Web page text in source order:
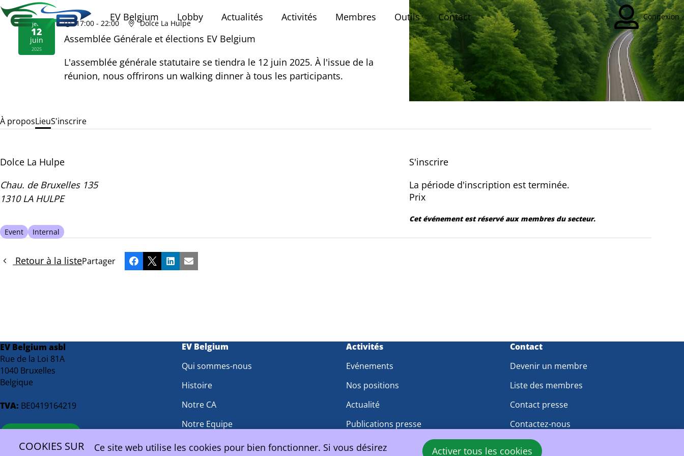
EV Belgium Lobby Actualités Activités Membres Outils Contact Connexion
jeu.
12
juin
2025
17:00 - 22:00 Dolce La Hulpe
Assemblée Générale et élections EV Belgium
L'assemblée générale statutaire se tiendra le 12 juin 2025. À l'issue de la
réunion, nous offrirons un walking dinner à tous les participants.
À proposLieuS'inscrire
Dolce La Hulpe
Chau. de Bruxelles 135
1310 LA HULPE
S'inscrire
La période d'inscription est terminée.
Prix
Cet événement est réservé aux membres du secteur.
Event
Internal
Partager Facebook
X LinkedInEmail
Retour à la liste
EV Belgium asbl
Rue de la Loi 81A
1040 Bruxelles
Belgique
TVA: BE0419164219
EV Belgium
Qui sommes-nous
Histoire
Notre CA
Notre Equipe
Groupes de travail
Activités
Evénements
Nos positions
Actualité
Publications presse
Contact
Devenir un membre
Liste des membres
Contact presse
Contactez-nous
COOKIES SUR
Ce site web utilise les cookies pour bien fonctionner. Si vous désirez
Activer tous les cookies